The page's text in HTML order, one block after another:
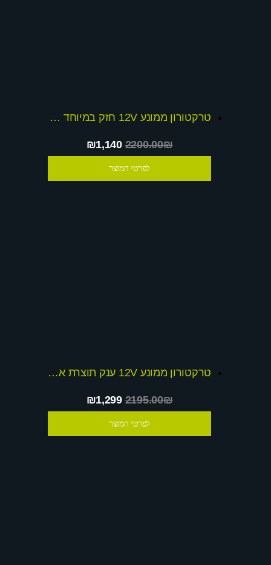
טרקטורון ממונע 12V חזק במיוחד Monster קופון רכישה בסך 199 לרכישת קורקינט רייזור במקום 650 ש
₪1,1402200.00₪
לפרטי המוצר
טרקטורון ממונע 12V ענק תוצרת אינגסה ספרד + שובר הנחה
₪1,2992195.00₪
לפרטי המוצר